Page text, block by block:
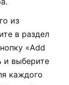
из
в раздел
«Add
и выберите
каждого